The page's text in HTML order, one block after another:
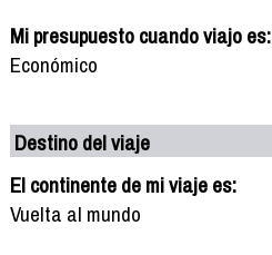
Mi presupuesto cuando viajo es:
Económico
Destino del viaje
El continente de mi viaje es:
Vuelta al mundo